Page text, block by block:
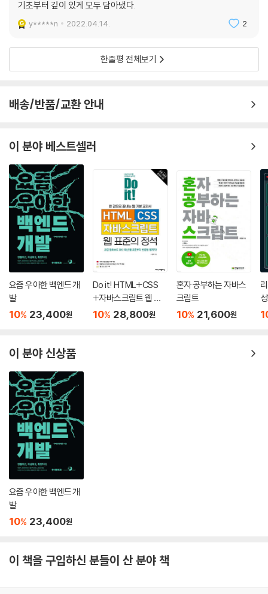
____12.4.1 함수 선언문
____12.4.2 함수 표현식
____12.4.4 Function 생성자 함수
____12.5.2 인수 확인
12.6 참조에 의한 전달과 외부 상태의 변경
12.7 다양한 함수의 형태
____12.7.1 즉시 실행 함수
____12.7.2 재귀 함수
____12.7.3 중첩 함수
____12.7.4 콜백 함수
____12.7.5 순수 함수와 비순수 함수
▣ 13장: 스코프
13.1 스코프란?
13.2 스코프의 종류
____13.2.1 전역과 전역 스코프
____13.3.1 스코프 체인에 의한 변수 검색
13.4 함수 레벨 스코프
13.5 렉시컬 스코프
▣ 14장: 전역 변수의 문제점
14.1 변수의 생명 주기
____14.1.1 지역 변수의 생명 주기
____14.1.2 전역 변수의 생명 주기
14.2 전역 변수의 문제점
14.3 전역 변수의 사용을 억제하는 방법
____14.3.1 즉시 실행 함수
____14.3.2 네임스페이스 객체
____14.3.4 ES6 모듈
기초부터 깊이 있게 모두 담아냈다.
y*****n 2022.04.14. 2
한줄평 전체보기
배송/반품/교환 안내
이 분야 베스트셀러
요즘 우아한 백엔드 개
발
10% 23,400원
Do it! HTML+CSS
+자바스크립트 웹 표
준의 정석
10% 28,800원
혼자 공부하는 자바스
크립트
10% 21,600원
이 분야 신상품
요즘 우아한 백엔드 개
발
10% 23,400원
이 책을 구입하신 분들이 산 분야 책